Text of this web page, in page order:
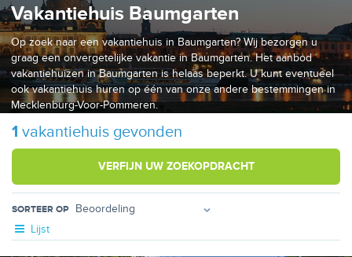
Vakantiehuis Baumgarten
Op zoek naar een vakantiehuis in Baumgarten? Wij bezorgen u
graag een onvergetelijke vakantie in Baumgarten. Het aanbod
vakantiehuizen in Baumgarten is helaas beperkt. U kunt eventueel
ook vakantiehuis huren op één van onze andere bestemmingen in
Mecklenburg-Voor-Pommeren.
1 vakantiehuis gevonden
VERFIJN UW ZOEKOPDRACHT
SORTEER OP
Lijst